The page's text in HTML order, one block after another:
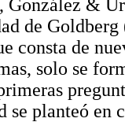
González &
de
consta de
solo se
se planteó en